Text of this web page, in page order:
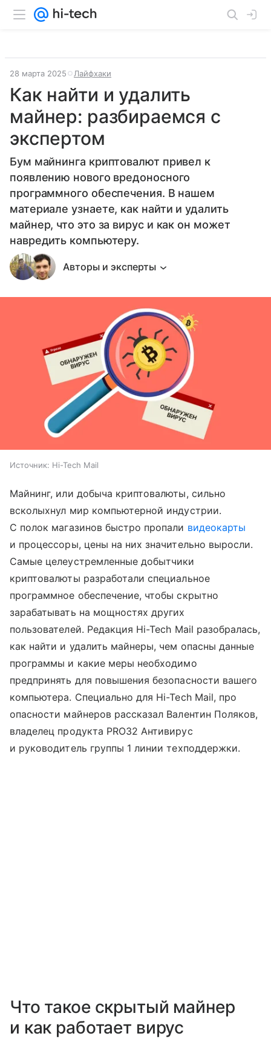
28 марта 2025 Лайфхаки
Как найти и удалить
майнер: разбираемся с
экспертом
Бум майнинга криптовалют привел к
появлению нового вредоносного
программного обеспечения. В нашем
материале узнаете, как найти и удалить
майнер, что это за вирус и как он может
навредить компьютеру.
Авторы и эксперты
Источник: Hi-Tech Mail
Майнинг, или добыча криптовалюты, сильно
всколыхнул мир компьютерной индустрии.
С полок магазинов быстро пропали видеокарты
и процессоры, цены на них значительно выросли.
Самые целеустремленные добытчики
криптовалюты разработали специальное
программное обеспечение, чтобы скрытно
зарабатывать на мощностях других
пользователей. Редакция Hi-Tech Mail разобралась,
как найти и удалить майнеры, чем опасны данные
программы и какие меры необходимо
предпринять для повышения безопасности вашего
компьютера. Специально для Hi-Tech Mail, про
опасности майнеров рассказал Валентин Поляков,
владелец продукта PRO32 Антивирус
и руководитель группы 1 линии техподдержки.
Что такое скрытый майнер
и как работает вирус